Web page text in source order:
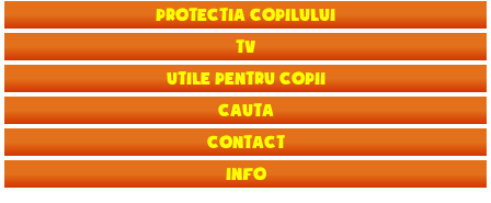
Protectia copilului
TV
Utile pentru copii
Cauta
Contact
Info